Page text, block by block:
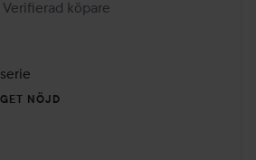
Verifierad köpare
NÖJD